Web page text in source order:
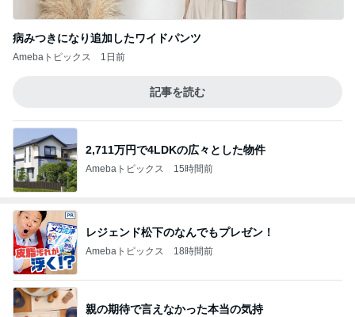
病みつきになり追加したワイドパンツ
Amebaトピックス 1日前
記事を読む
2,711万円で4LDKの広々とした物件
Amebaトピックス 15時間前
レジェンド松下のなんでもプレゼン！
Amebaトピックス 18時間前
親の期待で言えなかった本当の気持